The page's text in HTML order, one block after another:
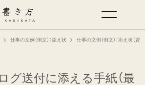
仕事の文例（例文）：添え状 仕事の文例（例文）：添え状（資
ログ送付に添える手紙（最